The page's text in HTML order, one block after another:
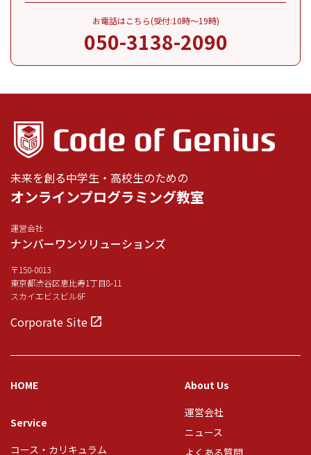
お電話はこちら(受付:10時～19時)
050-3138-2090
未来を創る中学生・高校生のための
オンラインプログラミング教室
運営会社
ナンバーワンソリューションズ
〒150-0013
東京都渋谷区恵比寿1丁目8-11
スカイエビスビル6F
Corporate Site
HOME
Service
コース・カリキュラム
About Us
運営会社
ニュース
よくある質問